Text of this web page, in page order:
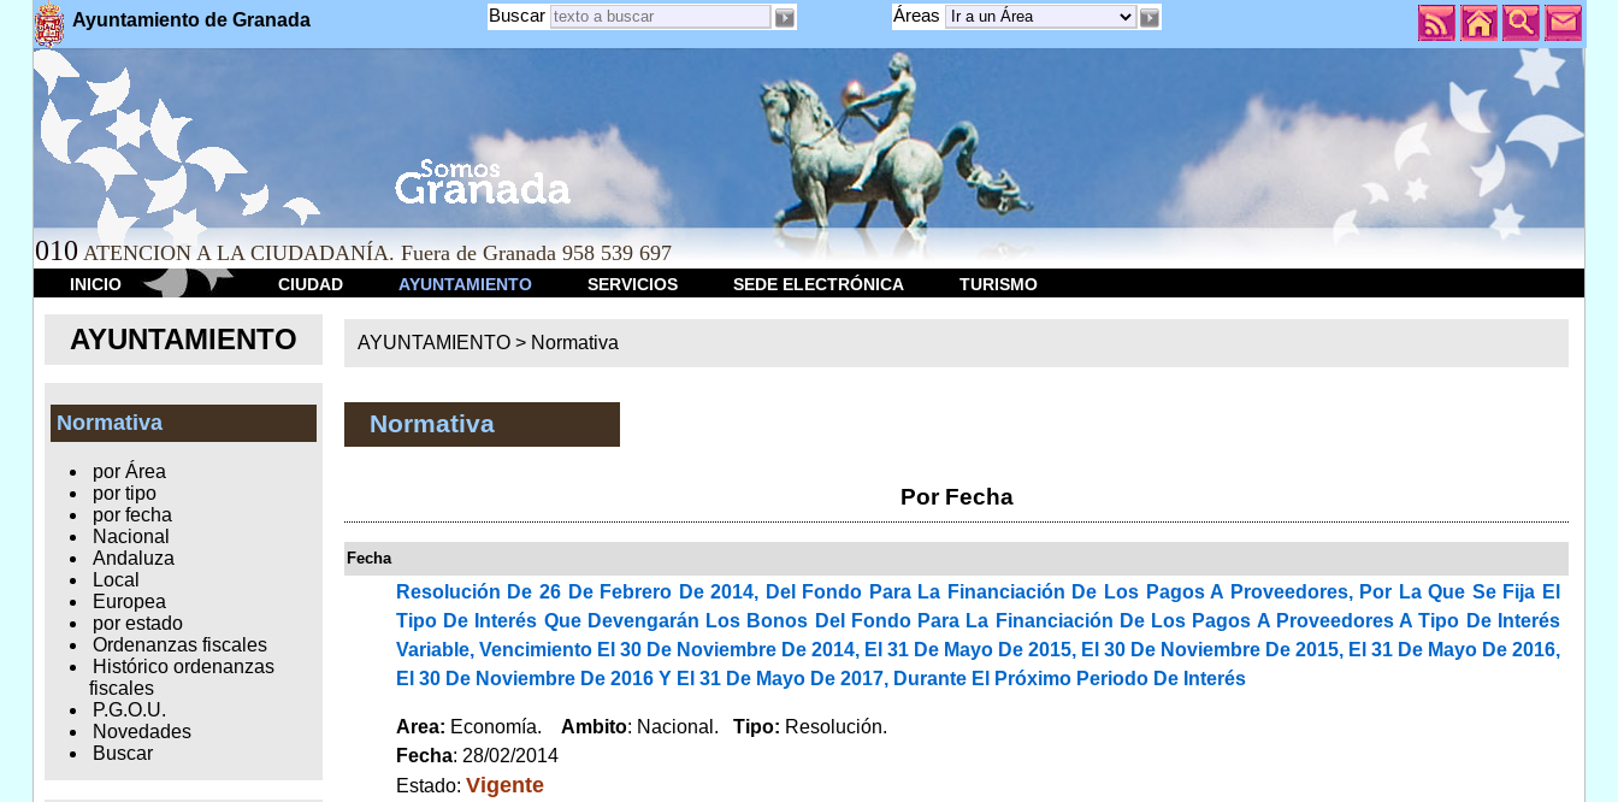
Ayuntamiento de Granada Áreas
Buscar
010 ATENCION A LA CIUDADANÍA. Fuera de Granada 958 539 697
INICIO CIUDAD AYUNTAMIENTO SERVICIOS SEDE ELECTRÓNICA TURISMO
AYUNTAMIENTO
Normativa
por Área
por tipo
por fecha
Nacional
Andaluza
Local
Europea
por estado
Ordenanzas fiscales
Histórico ordenanzas
fiscales
P.G.O.U.
Novedades
Buscar
AYUNTAMIENTO > Normativa
Normativa
Por Fecha
Fecha
Resolución De 26 De Febrero De 2014, Del Fondo Para La Financiación De Los Pagos A Proveedores, Por La Que Se Fija El
Tipo De Interés Que Devengarán Los Bonos Del Fondo Para La Financiación De Los Pagos A Proveedores A Tipo De Interés
Variable, Vencimiento El 30 De Noviembre De 2014, El 31 De Mayo De 2015, El 30 De Noviembre De 2015, El 31 De Mayo De 2016,
El 30 De Noviembre De 2016 Y El 31 De Mayo De 2017, Durante El Próximo Periodo De Interés
Area: Economía. Ambito: Nacional. Tipo: Resolución.
Fecha: 28/02/2014
Estado: Vigente